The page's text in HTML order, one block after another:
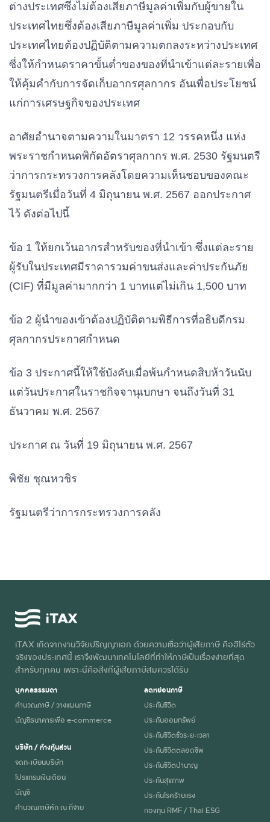
ต่างประเทศซึ่งไม่ต้องเสียภาษีมูลค่าเพิ่มกับผู้ขายใน
ประเทศไทยซึ่งต้องเสียภาษีมูลค่าเพิ่ม ประกอบกับ
ประเทศไทยต้องปฏิบัติตามความตกลงระหว่างประเทศ
ซี่งให้กำหนดราคาขั้นต่ำของของที่นำเข้าแต่ละรายเพื่อ
ให้คุ้มคำกับการจัดเก็บอากรศุลกากร อันเพื่อประโยชน์
แก่การเศรษฐกิจของประเทศ
อาศัยอำนาจตามความในมาตรา 12 วรรคหนึ่ง แห่ง
พระราชกำหนดพิกัดอัตราศุลกากร พ.ศ. 2530 รัฐมนตรี
ว่าการกระทรวงการคลังโดยความเห็นชอบของคณะ
รัฐมนตรีเมื่อวันที่ 4 มิถุนายน พ.ศ. 2567 ออกประกาศ
ไว้ ดังต่อไปนี้
ข้อ 1 ให้ยกเว้นอากรสำหรับของที่นำเข้า ซึ่งแต่ละราย
ผู้รับในประเทศมีราคารวมค่าขนส่งและค่าประกันภัย
(CIF) ที่มีมูลค่ามากกว่า 1 บาทแต่ไม่เกิน 1,500 บาท
ข้อ 2 ผู้นำของเข้าต้องปฏิบัติตามพิธีการที่อธิบดีกรม
ศุลกากรประกาศกำหนด
ข้อ 3 ประกาศนี้ให้ใช้บังคับเมื่อพ้นกำหนดสิบห้าวันนับ
แต่วันประกาศในราชกิจจานุเบกษา จนถึงวันที่ 31
ธันวาคม พ.ศ. 2567
ประกาศ ณ วันที่ 19 มิถุนายน พ.ศ. 2567
พิชัย ชุณหวชิร
รัฐมนตรีว่าการกระทรวงการคลัง
iTAX เกิดจากงานวิจัยปริญญาเอก ด้วยความเชื่อว่าผู้เสียภาษี คือฮีโร่ตัว
จริงของประเทศนี้ เราจึงพัฒนาเทคโนโลยีที่ทำให้ภาษีเป็นเรื่องง่ายที่สุด
สำหรับทุกคน เพราะนี่คือสิ่งที่ผู้เสียภาษีสมควรได้รับ
บุคคลธรรมดา
คำนวณภาษี / วางแผนภาษี
บัญชีธนาคารเพื่อ e-commerce
บริษัท / ห้างหุ้นส่วน
จดทะเบียนบริษัท
โปรแกรมเงินเดือน
บัญชี
คำนวณภาษีหัก ณ ที่จ่าย
ลดหย่อนภาษี
ประกันชีวิต
ประกันออมทรัพย์
ประกันชีวิตชั่วระยะเวลา
ประกันชีวิตตลอดชีพ
ประกันชีวิตบำนาญ
ประกันสุขภาพ
ประกันโรคร้ายแรง
กองทุน RMF / Thai ESG